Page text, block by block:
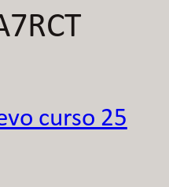
curso 25